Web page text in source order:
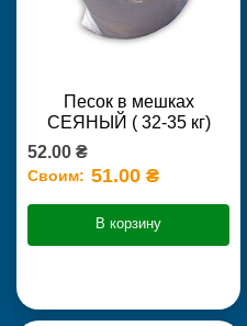
Песок в мешках
СЕЯНЫЙ ( 32-35 кг)
52.00 ₴
Своим: 51.00 ₴
В корзину